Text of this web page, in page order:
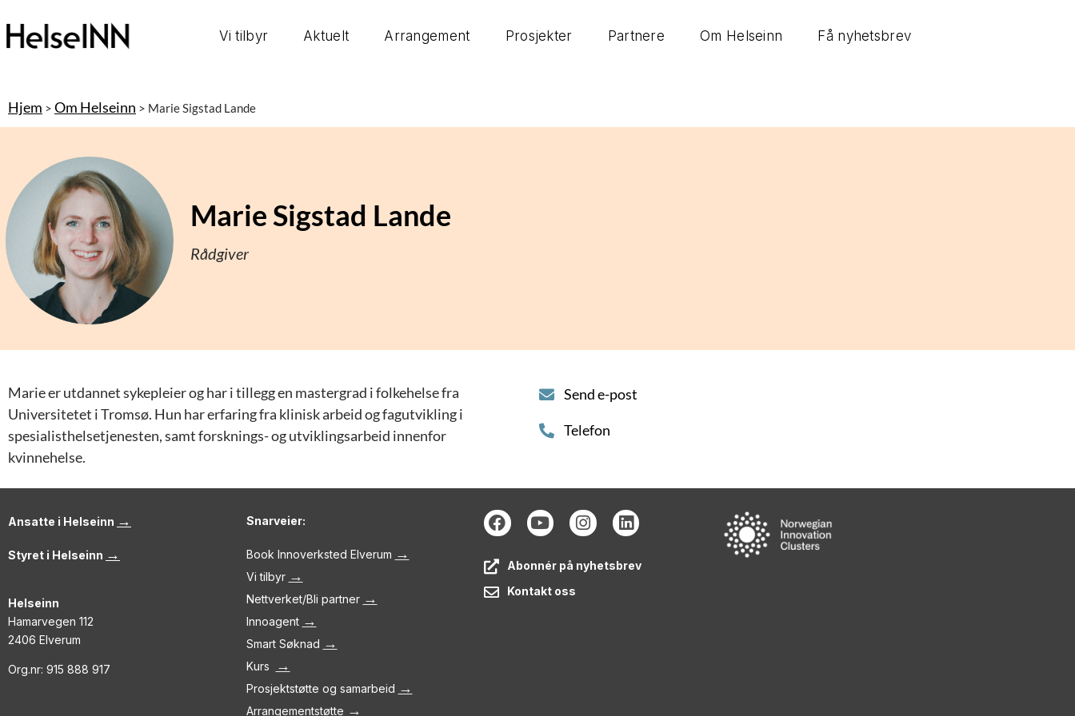
Vi tilbyr Aktuelt Arrangement Prosjekter Partnere Om Helseinn Få nyhetsbrev
Hjem > Om Helseinn > Marie Sigstad Lande
Marie Sigstad Lande
Rådgiver
Marie er utdannet sykepleier og har i tillegg en mastergrad i folkehelse fra
Universitetet i Tromsø. Hun har erfaring fra klinisk arbeid og fagutvikling i
spesialisthelsetjenesten, samt forsknings- og utviklingsarbeid innenfor
kvinnehelse.
Send e-post
Telefon
Ansatte i Helseinn →
Styret i Helseinn →
Helseinn
Hamarvegen 112
2406 Elverum
Org.nr: 915 888 917
Snarveier:
Book Innoverksted Elverum →
Vi tilbyr →
Nettverket/Bli partner →
Innoagent →
Smart Søknad →
Kurs →
Prosjektstøtte og samarbeid →
Arrangementstøtte →
Abonnér på nyhetsbrev
Kontakt oss